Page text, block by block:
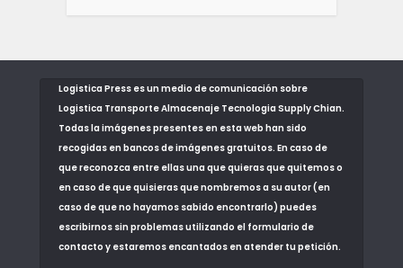
Logistica Press es un medio de comunicación sobre
Logistica Transporte Almacenaje Tecnologia Supply Chian.
Todas la imágenes presentes en esta web han sido
recogidas en bancos de imágenes gratuitos. En caso de
que reconozca entre ellas una que quieras que quitemos o
en caso de que quisieras que nombremos a su autor (en
caso de que no hayamos sabido encontrarlo) puedes
escribirnos sin problemas utilizando el formulario de
contacto y estaremos encantados en atender tu petición.